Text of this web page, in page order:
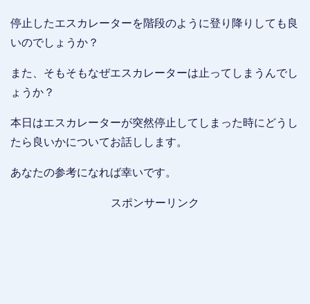
停止したエスカレーターを階段のように登り降りしても良
いのでしょうか？
また、そもそもなぜエスカレーターは止ってしまうんでし
ょうか？
本日はエスカレーターが突然停止してしまった時にどうし
たら良いかについてお話しします。
あなたの参考になれば幸いです。
スポンサーリンク